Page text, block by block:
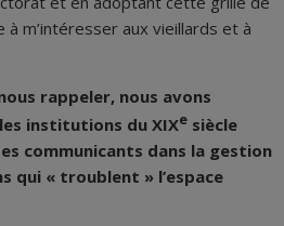
à m’intéresser aux vieillards et à
rappeler, nous avons
institutions du XIXe siècle
communicants dans la gestion
qui « troublent » l’espace